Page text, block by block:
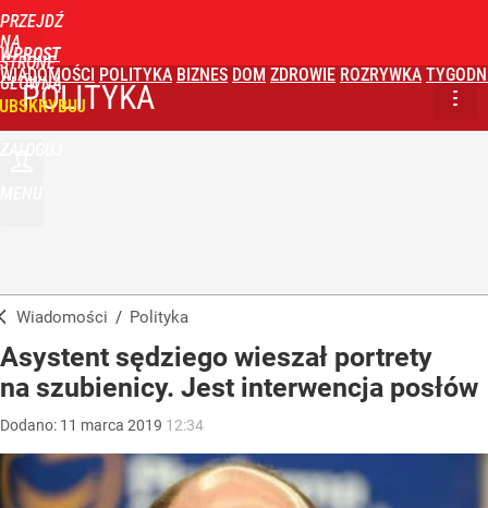
PRZEJDŹ
NA
STRONĘ
GŁÓWNĄ
WPROST
WIADOMOŚCI POLITYKA BIZNES DOM ZDROWIE ROZRYWKA
POLITYKA
Wiadomości / Polityka
Asystent sędziego wieszał portrety
na szubienicy. Jest interwencja posłów
Dodano: 11 marca 2019 12:34